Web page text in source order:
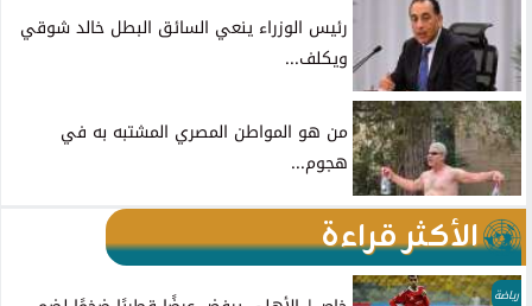
رئيس الوزراء ينعي السائق البطل خالد شوقي
ويكلف...
من هو المواطن المصري المشتبه به في
هجوم...
الأكثر قراءة
رياضة